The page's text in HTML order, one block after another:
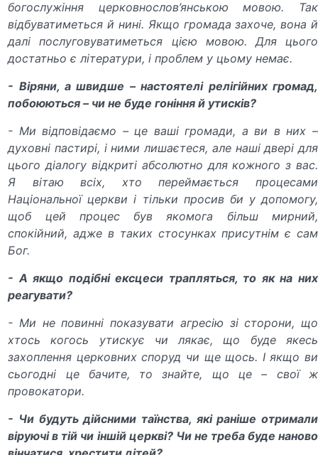
богослужіння церковнослов’янською мовою. Так
відбуватиметься й нині. Якщо громада захоче, вона й
далі послуговуватиметься цією мовою. Для цього
достатньо є літератури, і проблем у цьому немає.
- Віряни, а швидше – настоятелі релігійних громад,
побоюються – чи не буде гоніння й утисків?
- Ми відповідаємо – це ваші громади, а ви в них –
духовні пастирі, і ними лишаєтеся, але наші двері для
цього діалогу відкриті абсолютно для кожного з вас.
Я вітаю всіх, хто переймається процесами
Національної церкви і тільки просив би у допомогу,
щоб цей процес був якомога більш мирний,
спокійний, адже в таких стосунках присутнім є сам
Бог.
- А якщо подібні ексцеси трапляться, то як на них
реагувати?
- Ми не повинні показувати агресію зі сторони, що
хтось когось утискує чи лякає, що буде якесь
захоплення церковних споруд чи ще щось. І якщо ви
сьогодні це бачите, то знайте, що це – свої ж
провокатори.
- Чи будуть дійсними таїнства, які раніше отримали
віруючі в тій чи іншій церкві? Чи не треба буде наново